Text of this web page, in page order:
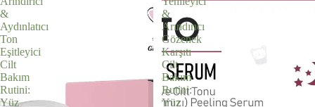
&
Aydınlatıcı
Ton
Eşitleyici
Cilt
Bakım
Rutini:
Yüz
&
Arındırıcı
Gözenek
Karşıtı
Cilt
Bakım
Rutini:
Yüz